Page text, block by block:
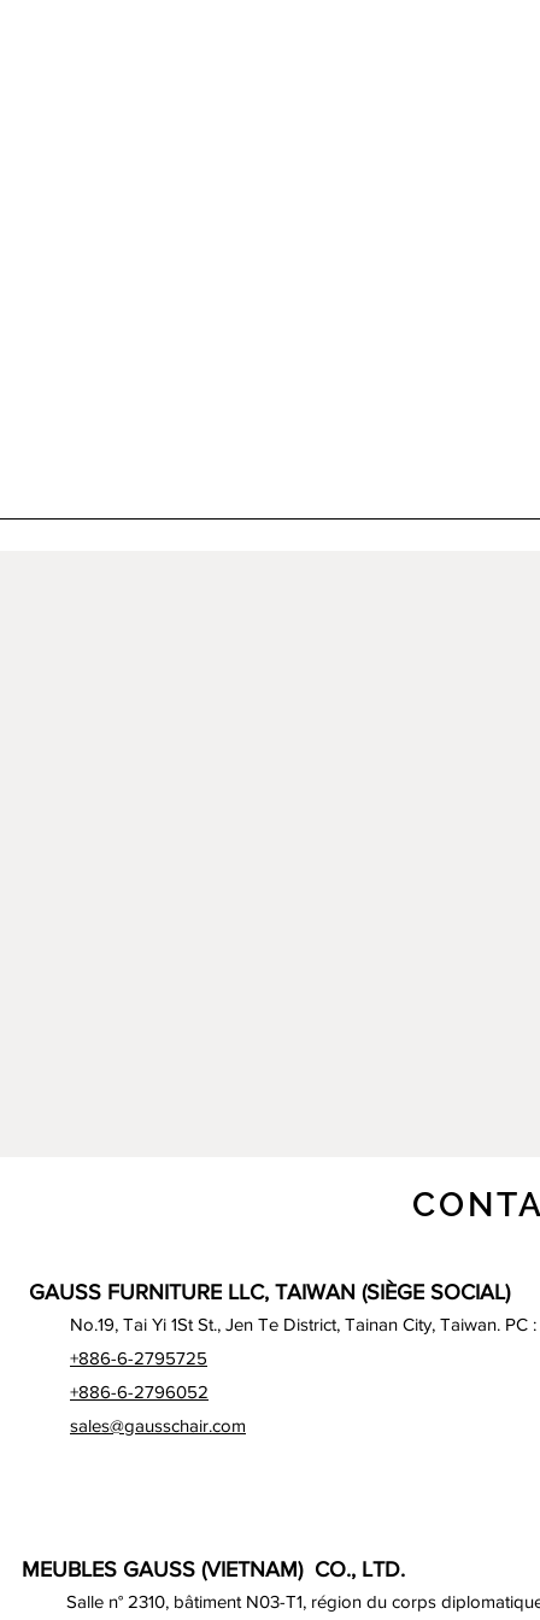
GAUSS FURNITURE LLC, TAIWAN (SIÈGE SOCIAL)
No.19, Tai Yi 1St St., Jen Te District, Tainan City, Taiwan. PC :
+886-6-2795725
+886-6-2796052
sales@gausschair.com
MEUBLES GAUSS (VIETNAM) CO., LTD.
Salle n° 2310, bâtiment N03-T1, région du corps